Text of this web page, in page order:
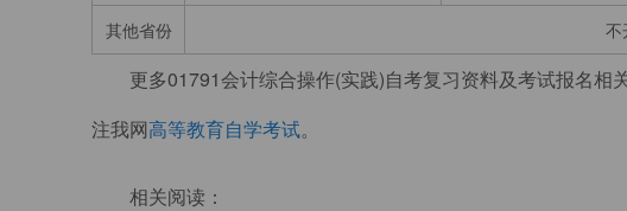
其他省份 不
更多01791会计综合操作(实践)自考复习资料及考试报名相
注我网高等教育自学考试。
相关阅读：